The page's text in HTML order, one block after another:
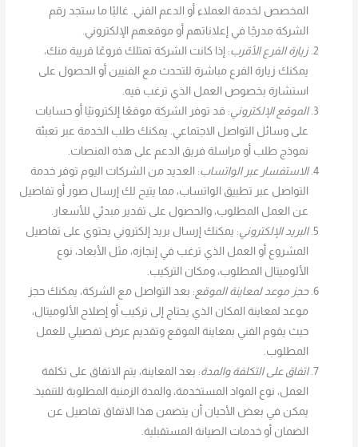
المخصص لخدمة العملاء أو الدعم الفني. غالبًا ما ستجد رقم
الشركة مدرجًا في إعلاناتهم أو موقعهم الإلكتروني.
زيارة الفرع الأقرب: إذا كانت الشركة تمتلك فروعًا قريبة منك،
يمكنك زيارة الفرع مباشرة للتحدث مع الفنيين أو الحصول على
استشارة بخصوص العمل الذي ترغب فيه.
الموقع الإلكتروني: قد توفر الشركة موقعًا إلكترونيًا أو حسابات
على وسائل التواصل الاجتماعي. يمكنك طلب الخدمة عبر تعبئة
نموذج طلب أو مراسلة فريق الدعم على هذه المنصات.
الاستفسار عبر الواتساب: العديد من الشركات اليوم توفر خدمة
التواصل عبر تطبيق الواتساب، مما يتيح لك إرسال صور أو تفاصيل
عن العمل المطلوب، والحصول على تقدير مبدئي للأسعار.
البريد الإلكتروني: يمكنك إرسال بريد إلكتروني يحتوي على تفاصيل
المشروع أو العمل الذي ترغب في إنجازه، مثل الأبعاد، نوع
الألوميتال المطلوب، ومكان التركيب.
حجز موعد لمعاينة الموقع : بعد التواصل مع الشركة، يمكنك حجز
موعد لمعاينة المكان الذي يحتاج إلى تركيب أو إصلاح الألوميتال،
حيث يقوم الفني بمعاينة الموقع وتقديم عرض تفصيلي للعمل
المطلوب.
اتفاق على التكلفة والمدة: بعد المعاينة، يتم الاتفاق على تكلفة
العمل، نوع المواد المستخدمة، والمدة الزمنية المطلوبة للتنفيذ.
يمكن في بعض الأحيان أن يتضمن هذا الاتفاق تفاصيل عن
الضمان أو خدمات الصيانة المستقبلية.